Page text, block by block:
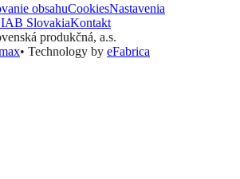
obsahuCookiesNastavenia
IAB SlovakiaKontakt
produkčná, a.s.
• Technology by eFabrica